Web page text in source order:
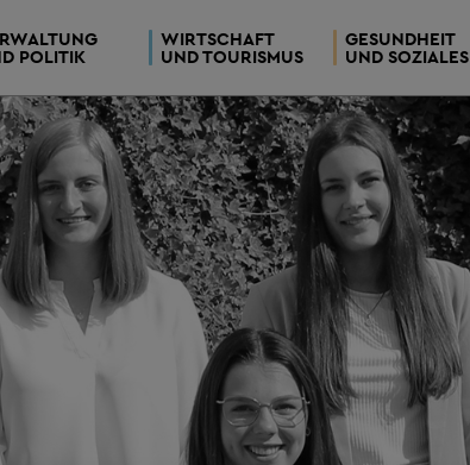
POLITIK
WIRTSCHAFT
UND TOURISMUS
GESUNDHEIT
UND SOZIALES